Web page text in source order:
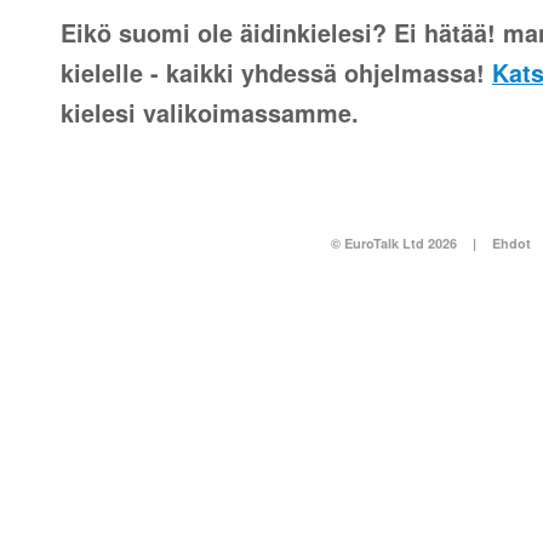
Eikö suomi ole äidinkielesi? Ei hätää!
kielelle - kaikki yhdessä ohjelmassa!
kielesi valikoimassamme.
© EuroTalk Ltd 2026 | Ehdot